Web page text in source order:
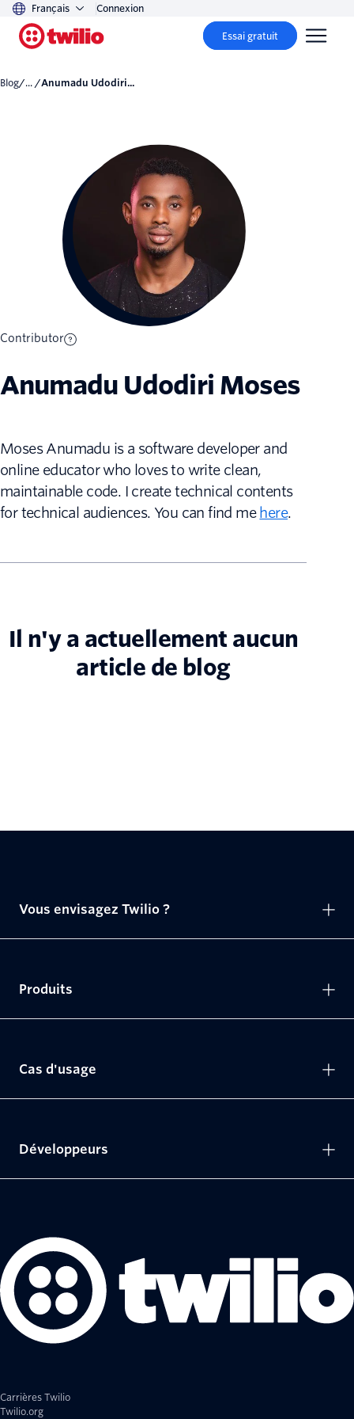
Français Connexion
Essai gratuit
Blog/... / Anumadu Udodiri...
Contributor
Anumadu Udodiri Moses
Moses Anumadu is a software developer and
online educator who loves to write clean,
maintainable code. I create technical contents
for technical audiences. You can find me here.
Il n'y a actuellement aucun
article de blog
Carrières Twilio
Twilio.org
Vous envisagez Twilio ?
Produits
Cas d'usage
Développeurs